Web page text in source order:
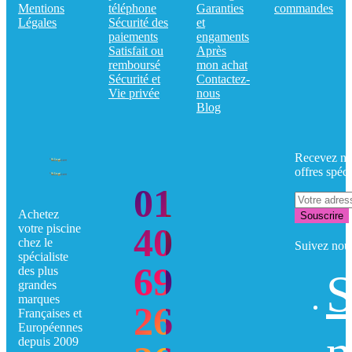
Mentions
Légales
téléphone
Sécurité des
paiements
Satisfait ou
remboursé
Sécurité et
Vie privée
Garanties
et
engaments
Après
mon achat
Contactez-
nous
Blog
commandes
Achetez
votre piscine
chez le
spécialiste
des plus
grandes
marques
Françaises et
Européennes
depuis 2009
01
40
69
26
Recevez
offres
Souscrire
Suivez